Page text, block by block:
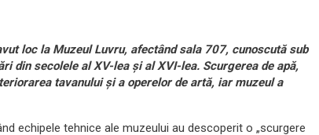
loc la Muzeul Luvru, afectând sala 707, cunoscută sub
din secolele al XV-lea și al XVI-lea. Scurgerea de apă,
tavanului și a operelor de artă, iar muzeul a
echipele tehnice ale muzeului au descoperit o „scurgere